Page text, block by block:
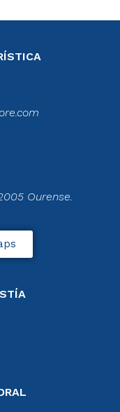
Ourense.